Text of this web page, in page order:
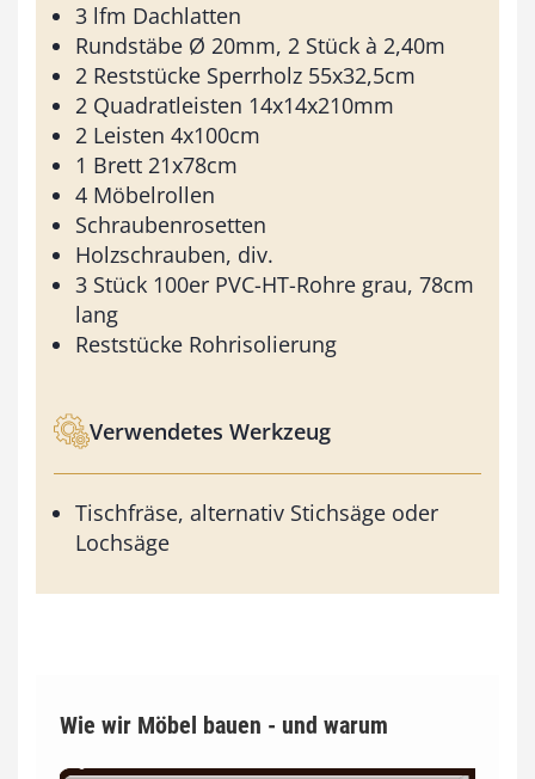
3 lfm Dachlatten
Rundstäbe Ø 20mm, 2 Stück à 2,40m
2 Reststücke Sperrholz 55x32,5cm
2 Quadratleisten 14x14x210mm
2 Leisten 4x100cm
1 Brett 21x78cm
4 Möbelrollen
Schraubenrosetten
Holzschrauben, div.
3 Stück 100er PVC-HT-Rohre grau, 78cm
lang
Reststücke Rohrisolierung
Verwendetes Werkzeug
Tischfräse, alternativ Stichsäge oder
Lochsäge
Wie wir Möbel bauen - und warum